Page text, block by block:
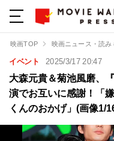
映画TOP 映画ニュース・読み
イベント 2025/3/17 20:47
大森元貴＆菊池風磨、
演でお互いに感謝！「
くんのおかげ」(画像1/